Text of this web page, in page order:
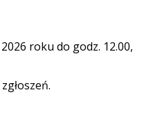
roku do godz. 12.00,